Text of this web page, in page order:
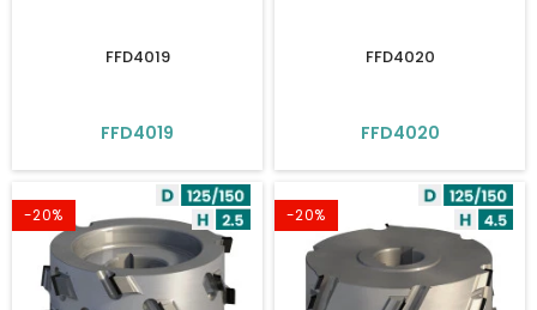
FFD4019
FFD4019
FFD4020
FFD4020
-20% -20%